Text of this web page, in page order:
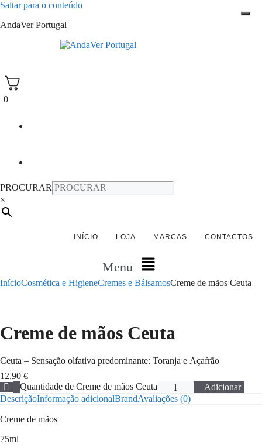
Saltar para o conteúdo
AndaVer Portugal
0
PROCURAR
×
INÍCIO LOJA MARCAS CONTACTOS
Menu
InícioCosmética e HigieneCremes e BálsamosCreme de mãos Ceuta
Creme de mãos Ceuta
Ceuta – Sensação olfativa predominante: Toranja e Açafrão
12,90 €
Quantidade de Creme de mãos Ceuta
Adicionar
DescriçãoInformação adicionalBrandAvaliações (0)
Creme de mãos
75ml